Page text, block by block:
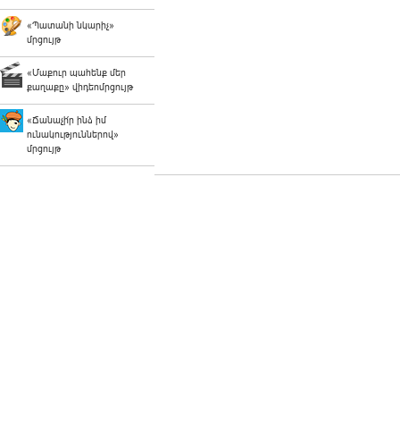
«Պատանի նկարիչ»
մրցույթ
«Մաքուր պահենք մեր
քաղաքը» վիդեոմրցույթ
«Ճանաչի՛ր ինձ իմ
ունակություններով»
մրցույթ